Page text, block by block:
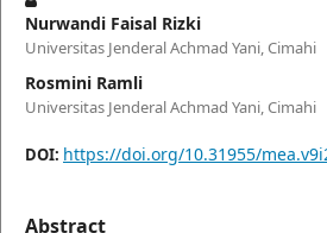
Nurwandi Faisal Rizki
Universitas Jenderal Achmad Yani, Cimahi
Rosmini Ramli
Universitas Jenderal Achmad Yani, Cimahi
DOI: https://doi.org/10.31955/
Abstract